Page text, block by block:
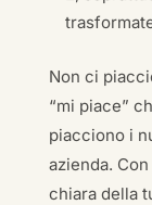
Non ci
“mi piace”
piacciono i
azienda.
chiara della